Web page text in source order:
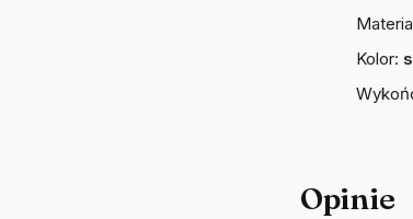
Kolor:
Opinie